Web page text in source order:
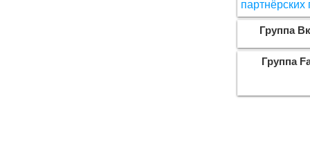
Группа
Группа